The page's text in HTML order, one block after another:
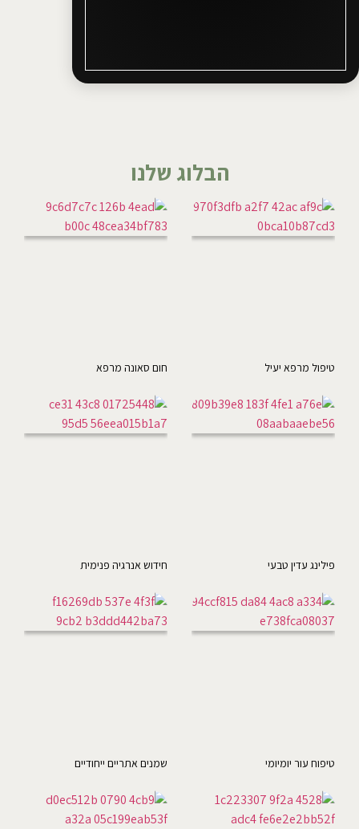
הבלוג שלנו
טיפול מרפא יעיל חום סאונה מרפא
פילינג עדין טבעי חידוש אנרגיה פנימית
טיפוח עור יומיומי שמנים אתריים ייחודיים